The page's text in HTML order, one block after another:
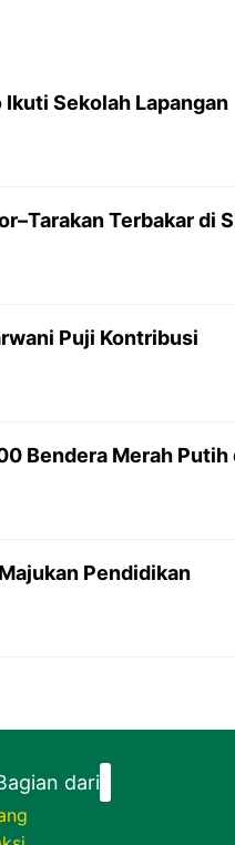
Sekolah Lapangan
Terbakar di
Puji Kontribusi
Bendera Merah Putih
Pendidikan
dari